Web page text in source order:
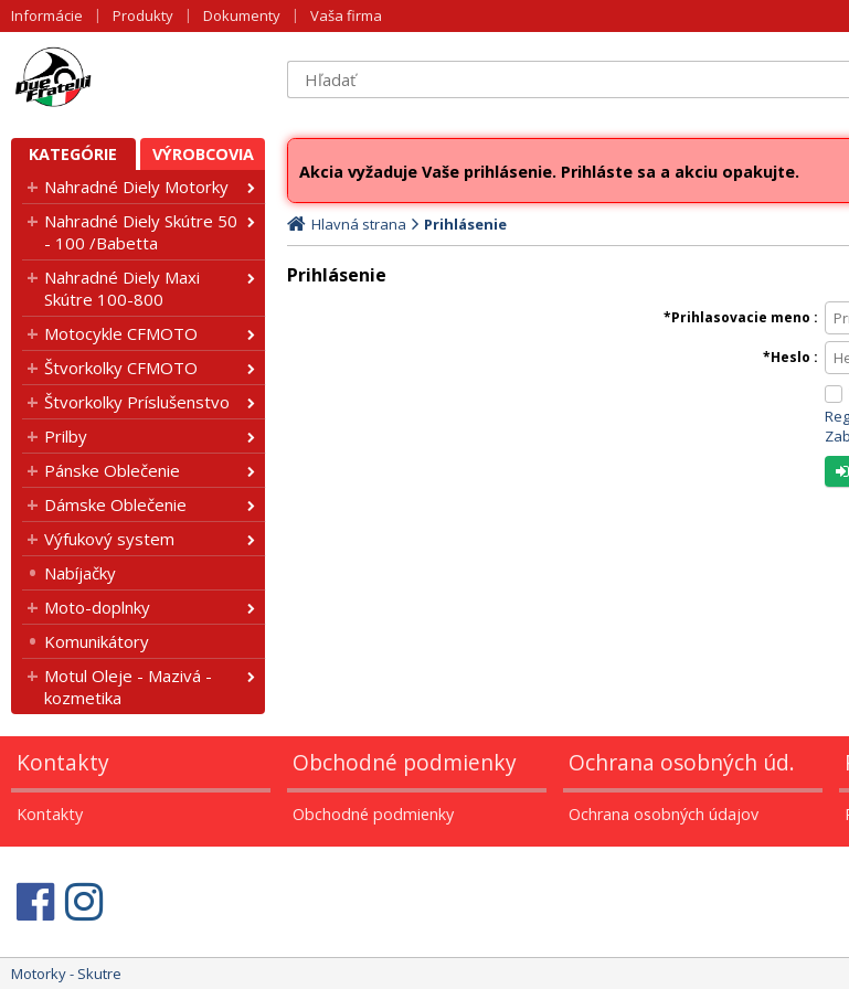
Informácie Produkty Dokumenty Vaša firma
KATEGÓRIE VÝROBCOVIA
Nahradné Diely Motorky
Nahradné Diely Skútre 50
- 100 /Babetta
Nahradné Diely Maxi
Skútre 100-800
Motocykle CFMOTO
Štvorkolky CFMOTO
Štvorkolky Príslušenstvo
Prilby
Pánske Oblečenie
Dámske Oblečenie
Výfukový system
Nabíjačky
Moto-doplnky
Komunikátory
Motul Oleje - Mazivá -
kozmetika
Akcia vyžaduje Vaše prihlásenie. Prihláste sa a akciu opakujte.
Hlavná strana Prihlásenie
Prihlásenie
Prihlasovacie meno
Heslo
Kontakty
Kontakty
Obchodné podmienky
Obchodné podmienky
Ochrana osobných úd.
Ochrana osobných údajov
Motorky - Skutre